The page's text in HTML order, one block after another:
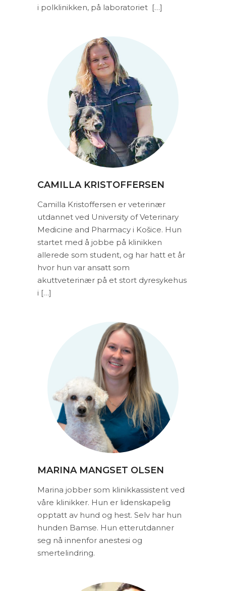
i polklinikken, på laboratoriet […]
CAMILLA KRISTOFFERSEN
Camilla Kristoffersen er veterinær
utdannet ved University of Veterinary
Medicine and Pharmacy i Košice. Hun
startet med å jobbe på klinikken
allerede som student, og har hatt et år
hvor hun var ansatt som
akuttveterinær på et stort dyresykehus
i […]
MARINA MANGSET OLSEN
Marina jobber som klinikkassistent ved
våre klinikker. Hun er lidenskapelig
opptatt av hund og hest. Selv har hun
hunden Bamse. Hun etterutdanner
seg nå innenfor anestesi og
smertelindring.